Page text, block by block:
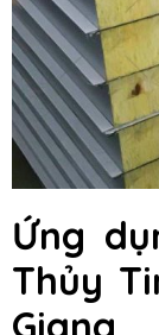
Ứng
Thủy
Giang